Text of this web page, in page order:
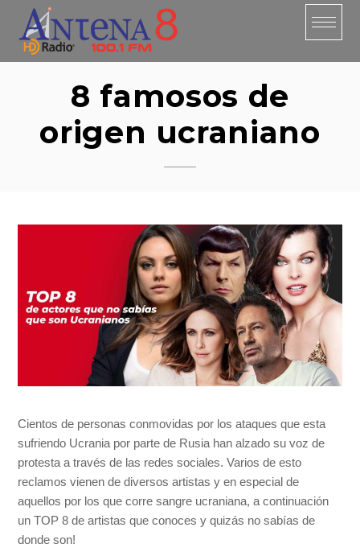
content
8 famosos de
origen ucraniano
Cientos de personas conmovidas por los ataques que esta
sufriendo Ucrania por parte de Rusia han alzado su voz de
protesta a través de las redes sociales. Varios de esto
reclamos vienen de diversos artistas y en especial de
aquellos por los que corre sangre ucraniana, a continuación
un TOP 8 de artistas que conoces y quizás no sabías de
donde son!